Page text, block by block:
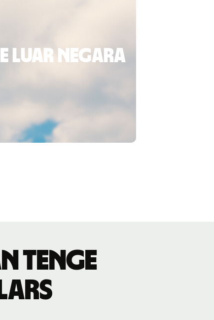
luar negara
tenge